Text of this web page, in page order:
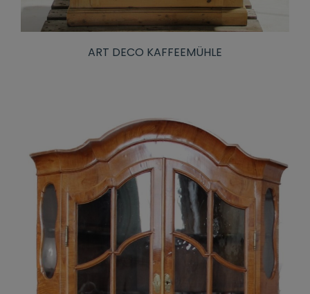
ART DECO KAFFEEMÜHLE